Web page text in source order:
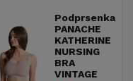
Podprsenka
PANACHE
KATHERINE
NURSING
BRA
VINTAGE